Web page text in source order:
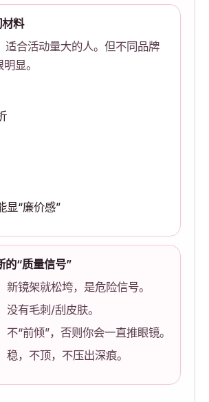
料
适合活动量大的人。但不同品牌
显。
显“廉价感”
的“质量信号”
新镜架就松垮，是危险信号。
没有毛刺/刮皮肤。
不“前倾”，否则你会一直推眼镜。
稳，不顶，不压出深痕。